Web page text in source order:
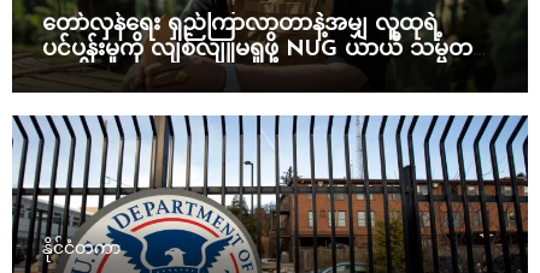
တော်လှန်ရေး ရှည်ကြာလာတာနဲ့အမျှ လူထုရဲ့
ပင်ပန်းမှုကို လျစ်လျူမရှုဖို့ NUG ယာယီ သမ္မတ
သတိပေး
နိုင်ငံတကာ